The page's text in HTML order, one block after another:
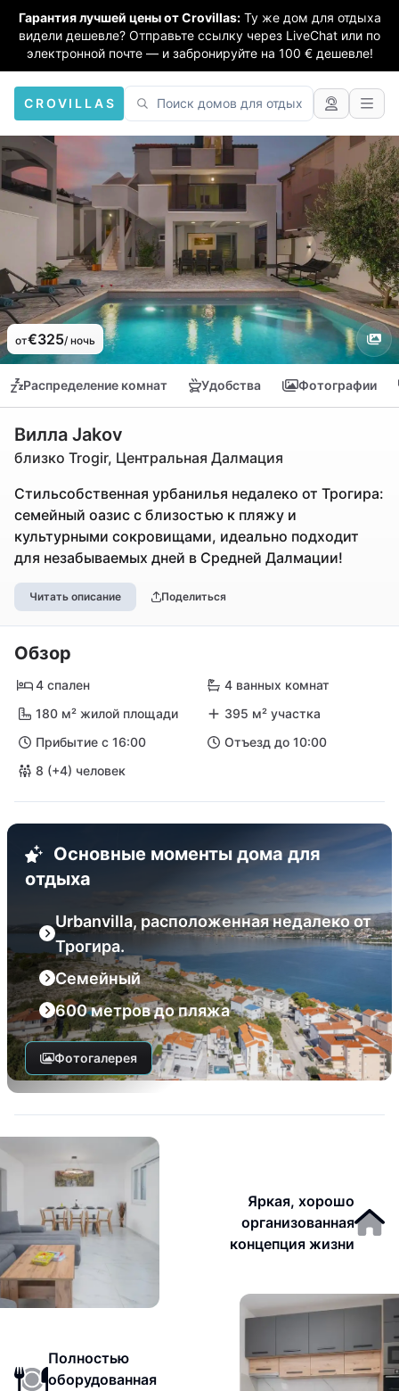
Гарантия лучшей цены от Crovillas: Ту же дом для отдыха
видели дешевле? Отправьте ссылку через LiveChat или по
электронной почте — и забронируйте на 100 € дешевле!
CROVILLAS
от€325/ ночь
Распределение комнат Удобства Фотографии
Вилла Jakov
близко Trogir, Центральная Далмация
Стильсобственная урбанилья недалеко от Трогира:
семейный оазис с близостью к пляжу и
культурными сокровищами, идеально подходит
для незабываемых дней в Средней Далмации!
Читать описание Поделиться
Обзор
4 спален
4 ванных комнат
180 м² жилой площади
395 м² участка
Прибытие с 16:00
Отъезд до 10:00
8 (+4) человек
Основные моменты дома для
отдыха
Urbanvilla, расположенная недалеко от
Трогира.
Семейный
600 метров до пляжа
Фотогалерея
Яркая, хорошо
организованная
концепция жизни
Полностью
оборудованная